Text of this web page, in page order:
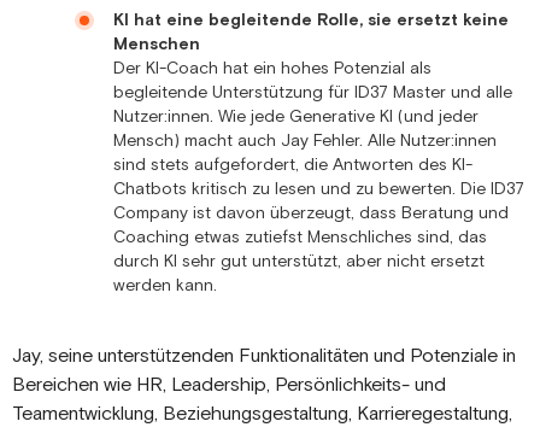
KI hat eine begleitende Rolle, sie ersetzt keine
Menschen
Der KI-Coach hat ein hohes Potenzial als
begleitende Unterstützung für ID37 Master und alle
Nutzer:innen. Wie jede Generative KI (und jeder
Mensch) macht auch Jay Fehler. Alle Nutzer:innen
sind stets aufgefordert, die Antworten des KI-
Chatbots kritisch zu lesen und zu bewerten. Die ID37
Company ist davon überzeugt, dass Beratung und
Coaching etwas zutiefst Menschliches sind, das
durch KI sehr gut unterstützt, aber nicht ersetzt
werden kann.
Jay, seine unterstützenden Funktionalitäten und Potenziale in
Bereichen wie HR, Leadership, Persönlichkeits- und
Teamentwicklung, Beziehungsgestaltung, Karrieregestaltung,